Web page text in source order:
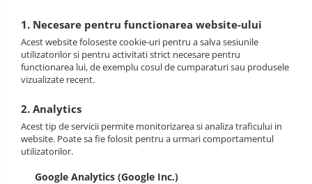
1. Necesare pentru functionarea website-ului
Acest website foloseste cookie-uri pentru a salva sesiunile
utilizatorilor si pentru activitati strict necesare pentru
functionarea lui, de exemplu cosul de cumparaturi sau produsele
vizualizate recent.
2. Analytics
Acest tip de servicii permite monitorizarea si analiza traficului in
website. Poate sa fie folosit pentru a urmari comportamentul
utilizatorilor.
Google Analytics (Google Inc.)